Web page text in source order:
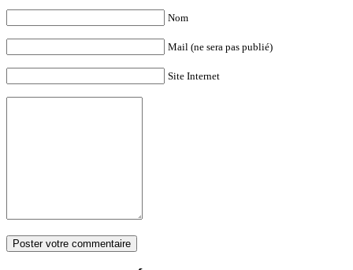
Nom
Mail (ne sera pas publié)
Site Internet